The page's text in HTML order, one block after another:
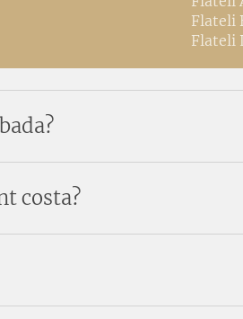
Flateli
Flateli
costa?